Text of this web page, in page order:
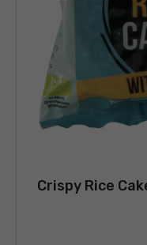
Crispy Rice